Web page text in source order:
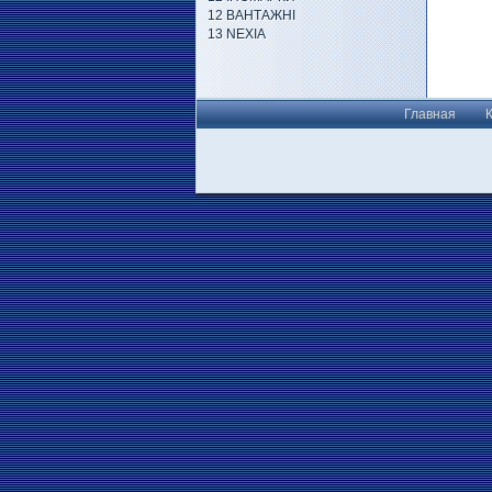
12 ВАНТАЖНІ
13 NEXIA
Главная